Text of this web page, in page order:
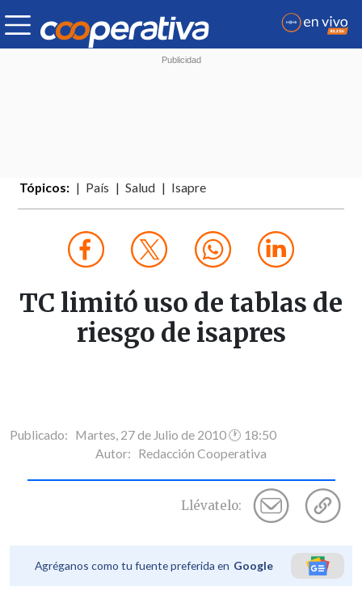
Tópicos: País Salud Isapre
TC limitó uso de tablas de
riesgo de isapres
Publicado: Martes, 27 de Julio de 2010 🕐 18:50
Autor: Redacción Cooperativa
Llévatelo:
Agréganos como tu fuente preferida en Google